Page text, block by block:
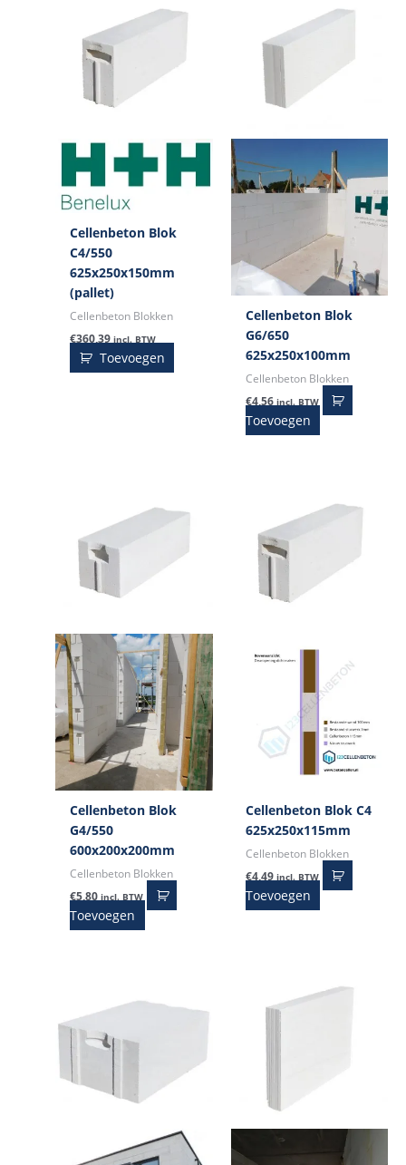
Cellenbeton Blok
C4/550
625x250x150mm
(pallet)
Cellenbeton Blokken
€360,39 incl. BTW
Toevoegen
Cellenbeton Blok
G6/650
625x250x100mm
Cellenbeton Blokken
€4,56 incl. BTW
Toevoegen
Cellenbeton Blok
G4/550
600x200x200mm
Cellenbeton Blokken
€5,80 incl. BTW
Toevoegen
Cellenbeton Blok C4
625x250x115mm
Cellenbeton Blokken
€4,49 incl. BTW
Toevoegen